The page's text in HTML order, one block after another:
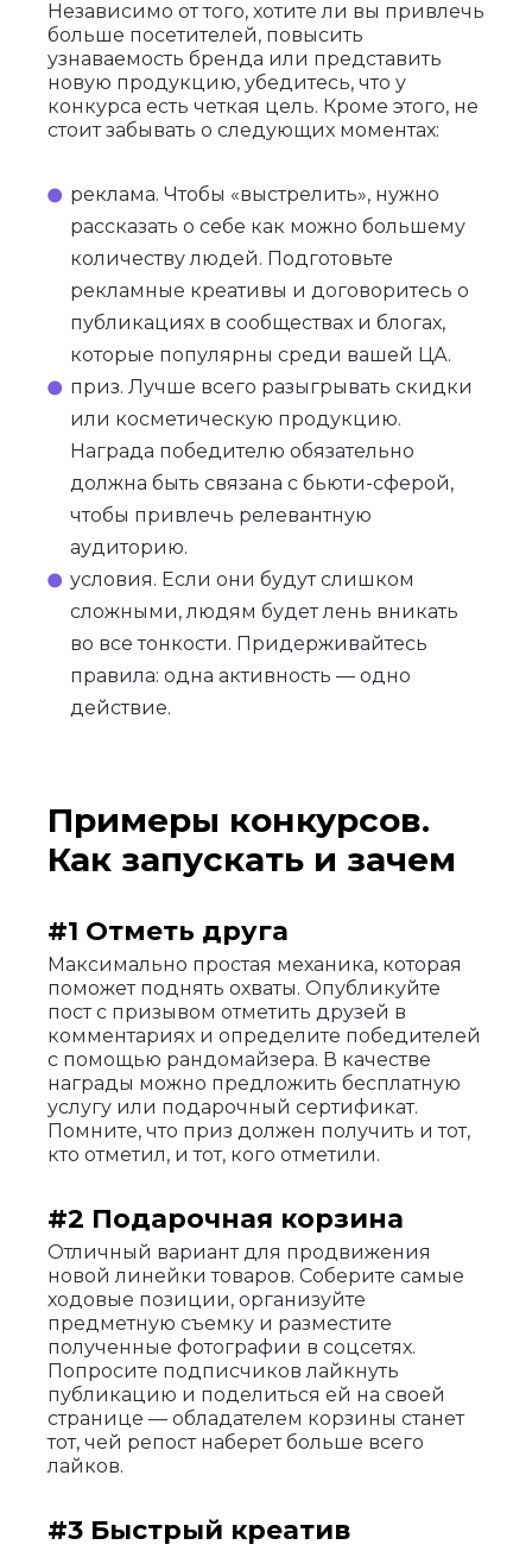
Независимо от того, хотите ли вы привлечь
больше посетителей, повысить
узнаваемость бренда или представить
новую продукцию, убедитесь, что у
конкурса есть четкая цель. Кроме этого, не
стоит забывать о следующих моментах:
реклама. Чтобы «выстрелить», нужно
рассказать о себе как можно большему
количеству людей. Подготовьте
рекламные креативы и договоритесь о
публикациях в сообществах и блогах,
которые популярны среди вашей ЦА.
приз. Лучше всего разыгрывать скидки
или косметическую продукцию.
Награда победителю обязательно
должна быть связана с бьюти-сферой,
чтобы привлечь релевантную
аудиторию.
условия. Если они будут слишком
сложными, людям будет лень вникать
во все тонкости. Придерживайтесь
правила: одна активность — одно
действие.
Примеры конкурсов.
Как запускать и зачем
#1 Отметь друга
Максимально простая механика, которая
поможет поднять охваты. Опубликуйте
пост с призывом отметить друзей в
комментариях и определите победителей
с помощью рандомайзера. В качестве
награды можно предложить бесплатную
услугу или подарочный сертификат.
Помните, что приз должен получить и тот,
кто отметил, и тот, кого отметили.
#2 Подарочная корзина
Отличный вариант для продвижения
новой линейки товаров. Соберите самые
ходовые позиции, организуйте
предметную съемку и разместите
полученные фотографии в соцсетях.
Попросите подписчиков лайкнуть
публикацию и поделиться ей на своей
странице — обладателем корзины станет
тот, чей репост наберет больше всего
лайков.
#3 Быстрый креатив